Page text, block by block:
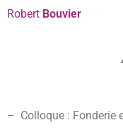
Robert Bouvier
– Colloque : Fonderie